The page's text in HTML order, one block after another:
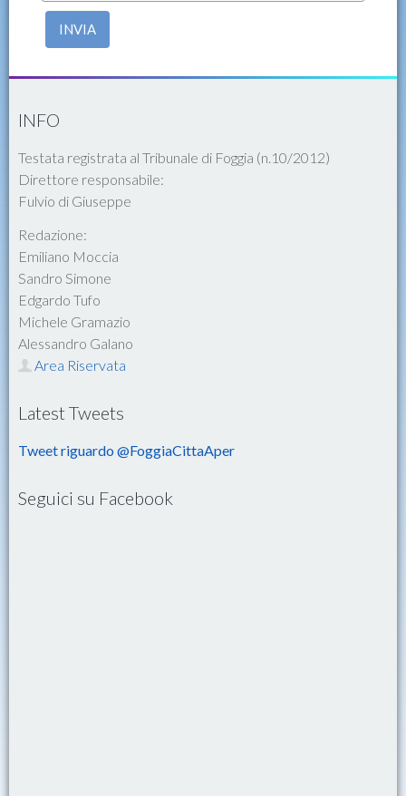
INVIA
INFO
Testata registrata al Tribunale di Foggia (n.10/2012)
Direttore responsabile:
Fulvio di Giuseppe
Redazione:
Emiliano Moccia
Sandro Simone
Edgardo Tufo
Michele Gramazio
Alessandro Galano
Area Riservata
Latest Tweets
Tweet riguardo @FoggiaCittaAper
Seguici su Facebook